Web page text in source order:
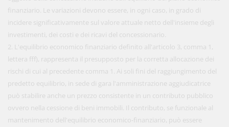
finanziario. Le variazioni devono essere, in ogni caso, in grado di
incidere significativamente sul valore attuale netto dell'insieme degli
investimenti, dei costi e dei ricavi del concessionario.
2. L'equilibrio economico finanziario definito all'articolo 3, comma 1,
lettera fff), rappresenta il presupposto per la corretta allocazione dei
rischi di cui al precedente comma 1. Ai soli fini del raggiungimento del
predetto equilibrio, in sede di gara l'amministrazione aggiudicatrice
può stabilire anche un prezzo consistente in un contributo pubblico
ovvero nella cessione di beni immobili. Il contributo, se funzionale al
mantenimento dell'equilibrio economico-finanziario, può essere